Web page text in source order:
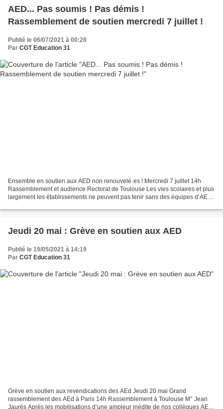
AED... Pas soumis ! Pas démis !
Rassemblement de soutien mercredi 7 juillet !
Publié le 06/07/2021 à 00:28
Par CGT Education 31
Ensemble en soutien aux AED non renouvelé·es ! Mercredi 7 juillet 14h
Rassemblement et audience Rectorat de Toulouse Les vies scolaires et plus
largement les établissements ne peuvent pas tenir sans des équipes d’AED
Jeudi 20 mai : Grève en soutien aux AED
Publié le 19/05/2021 à 14:19
Par CGT Education 31
Grève en soutien aux revendications des AEd Jeudi 20 mai Grand
rassemblement des AEd à Paris 14h Rassemblement à Toulouse M° Jean
Jaurès Après les mobilisations d’une ampleur inédite de nos collègues AEd